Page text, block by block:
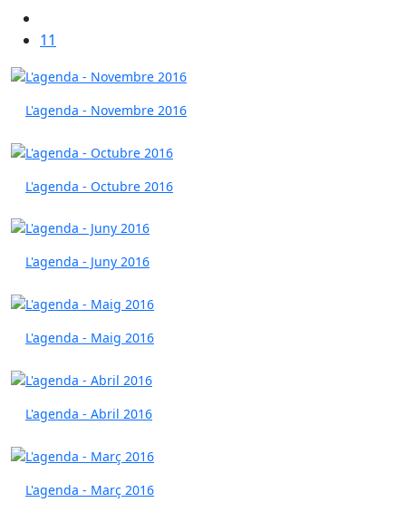
11
L'agenda - Novembre 2016
L'agenda - Octubre 2016
L'agenda - Juny 2016
L'agenda - Maig 2016
L'agenda - Abril 2016
L'agenda - Març 2016